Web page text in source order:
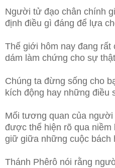
Người tử đạo chân chính
định điều gì đáng để lựa
Thế giới hôm nay đang
dám làm chứng cho sự
Chúng ta đừng sống cho
kích động hay những điều
Mối tương quan của
được thể hiện rõ qua niềm
giữ giữa những cuộc bách
Thánh Phêrô nói rằng